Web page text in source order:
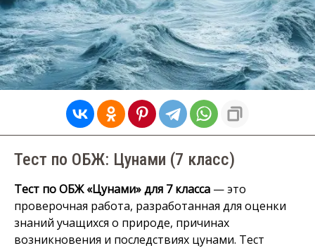
Тест по ОБЖ: Цунами (7 класс)
Тест по ОБЖ «Цунами» для 7 класса — это
проверочная работа, разработанная для оценки
знаний учащихся о природе, причинах
возникновения и последствиях цунами. Тест